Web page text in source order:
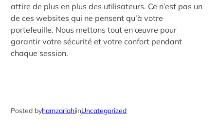
attire de plus en plus des utilisateurs. Ce n’est pas un
de ces websites qui ne pensent qu’à votre
portefeuille. Nous mettons tout en œuvre pour
garantir votre sécurité et votre confort pendant
chaque session.
Posted byhamzariahiinUncategorized